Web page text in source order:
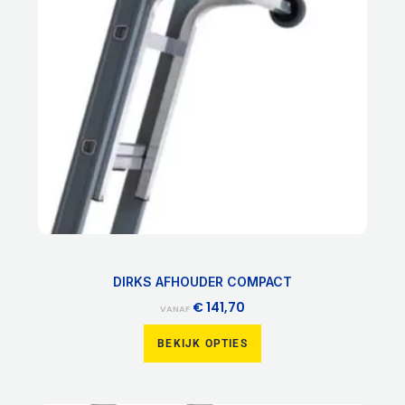
DIRKS AFHOUDER COMPACT
VANAF €141,70
BEKIJK OPTIES
Deze